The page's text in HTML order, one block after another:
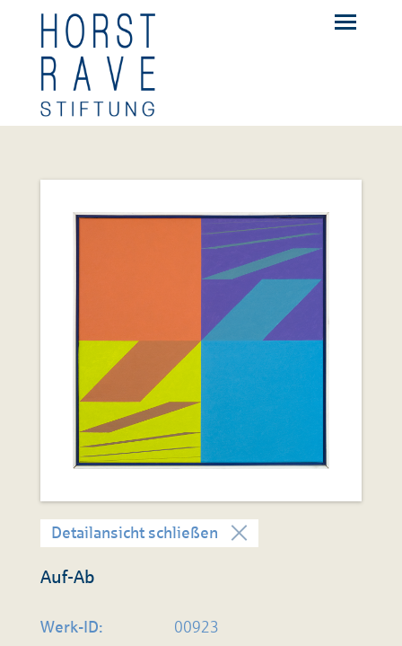
Detailansicht schließen
Auf-Ab
Werk-ID: 00923